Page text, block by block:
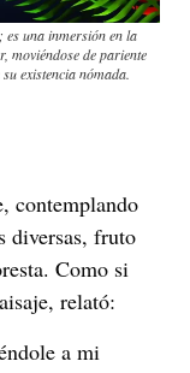
es una inmersión en la
moviéndose de pariente
existencia nómada.
contemplando
diversas, fruto
Como si
relató:
a mi